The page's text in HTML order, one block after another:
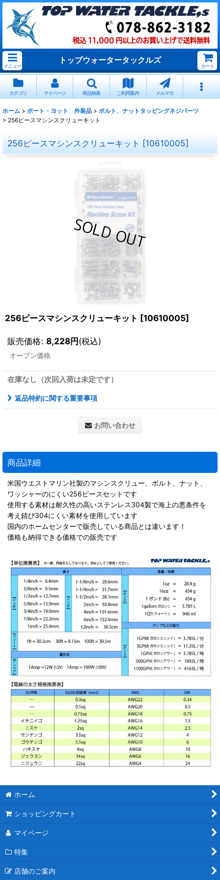
メニュー
トップウォータータックルズ
カート
カテゴリ マイページ 商品検索 ご利用案内 メルマガ
ホーム > ボート・ヨット 外装品 > ボルト、ナットタッピングネジパーツ
> 256ピースマシンスクリューキット
256ピースマシンスクリューキット [10610005]
256ピースマシンスクリューキット [10610005]
販売価格: 8,228円(税込)
オープン価格
在庫なし（次回入荷は未定です）
返品特約に関する重要事項
お問い合わせ
商品詳細
米国ウエストマリン社製のマシンスクリュー、ボルト、ナット、
ワッシャーのにくい256ピースセットです
使用する素材は耐久性の高いステンレス304製で海上の悪条件を
考え錆び304にくい素材を使用しています
国内のホームセンターで販売している商品とは違います！
価格も納得できる価格での販売です
ホーム
ショッピングカート
マイページ
特集
店舗のご案内